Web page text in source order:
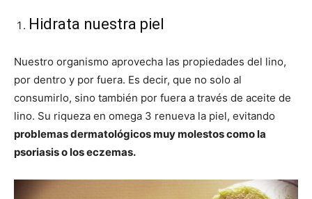
Hidrata nuestra piel
Nuestro organismo aprovecha las propiedades del lino,
por dentro y por fuera. Es decir, que no solo al
consumirlo, sino también por fuera a través de aceite de
lino. Su riqueza en omega 3 renueva la piel, evitando
problemas dermatológicos muy molestos como la
psoriasis o los eczemas.